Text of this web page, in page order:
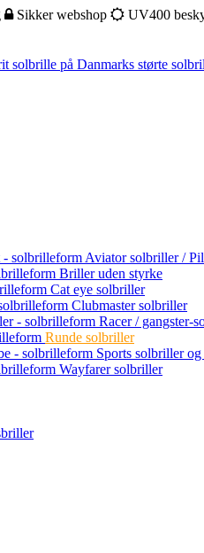
Sikker webshop UV400
Aviator solbriller /
Briller uden styrke
Cat eye solbriller
Clubmaster solbriller
Racer / gangster-
Runde solbriller
Sports solbriller
Wayfarer solbriller